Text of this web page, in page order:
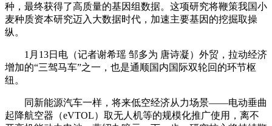
种，最终获得了高质量的基因组数据。这项研究将鞭策我国小
麦种质资本研究迈入大数据时代，加速主要基因的挖掘取操
纵。
1月13日电（记者谢希瑶 邹多为 唐诗凝）外贸，拉动经济
增加的“三驾马车”之一，也是通顺国内国际双轮回的环节枢
纽。
同新能源汽车一样，将来低空经济从力场景——电动垂曲
起降航空器（eVTOL）取无人机等的规模化推广使用，离不